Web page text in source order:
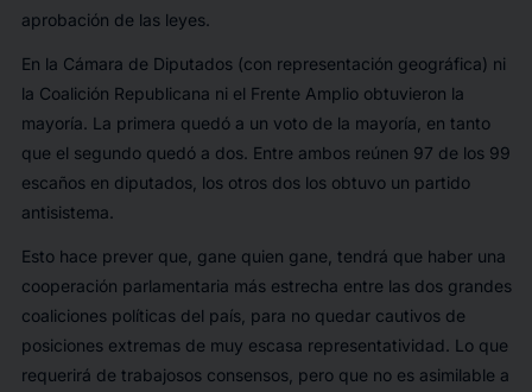
aprobación de las leyes.
En la Cámara de Diputados (con representación geográfica) ni
la Coalición Republicana ni el Frente Amplio obtuvieron la
mayoría. La primera quedó a un voto de la mayoría, en tanto
que el segundo quedó a dos. Entre ambos reúnen 97 de los 99
escaños en diputados, los otros dos los obtuvo un partido
antisistema.
Esto hace prever que, gane quien gane, tendrá que haber una
cooperación parlamentaria más estrecha entre las dos grandes
coaliciones políticas del país, para no quedar cautivos de
posiciones extremas de muy escasa representatividad. Lo que
requerirá de trabajosos consensos, pero que no es asimilable a